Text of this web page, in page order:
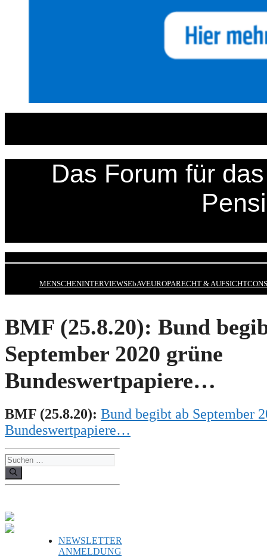
Das Forum für
MENSCHENINTERVIEWSEbAVEUROPARECHT & AUFSICHT
BMF (25.8.20): Bund
September 2020 grüne
Bundeswertpapiere…
BMF (25.8.20): Bund begibt ab September
Bundeswertpapiere…
Suchen
nach:
NEWSLETTER
ANMELDUNG